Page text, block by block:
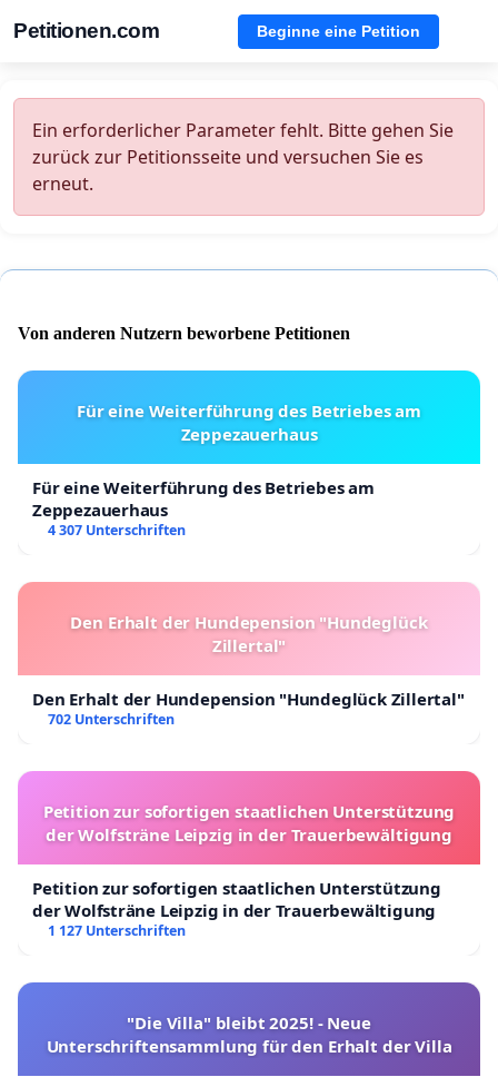
Petitionen.com Beginne eine Petition
Ein erforderlicher Parameter fehlt. Bitte gehen Sie
zurück zur Petitionsseite und versuchen Sie es
erneut.
Von anderen Nutzern beworbene Petitionen
Für eine Weiterführung des Betriebes am
Zeppezauerhaus
Für eine Weiterführung des Betriebes am
Zeppezauerhaus
4 307 Unterschriften
Den Erhalt der Hundepension "Hundeglück
Zillertal"
Den Erhalt der Hundepension "Hundeglück Zillertal"
702 Unterschriften
Petition zur sofortigen staatlichen Unterstützung
der Wolfsträne Leipzig in der Trauerbewältigung
Petition zur sofortigen staatlichen Unterstützung
der Wolfsträne Leipzig in der Trauerbewältigung
1 127 Unterschriften
"Die Villa" bleibt 2025! - Neue
Unterschriftensammlung für den Erhalt der Villa